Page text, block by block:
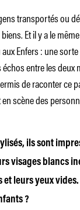
transportés ou
Et il y a le
Enfers : une
entre les deux
de raconter ce
scène des
ils sont
visages blancs
leurs yeux vides.
?